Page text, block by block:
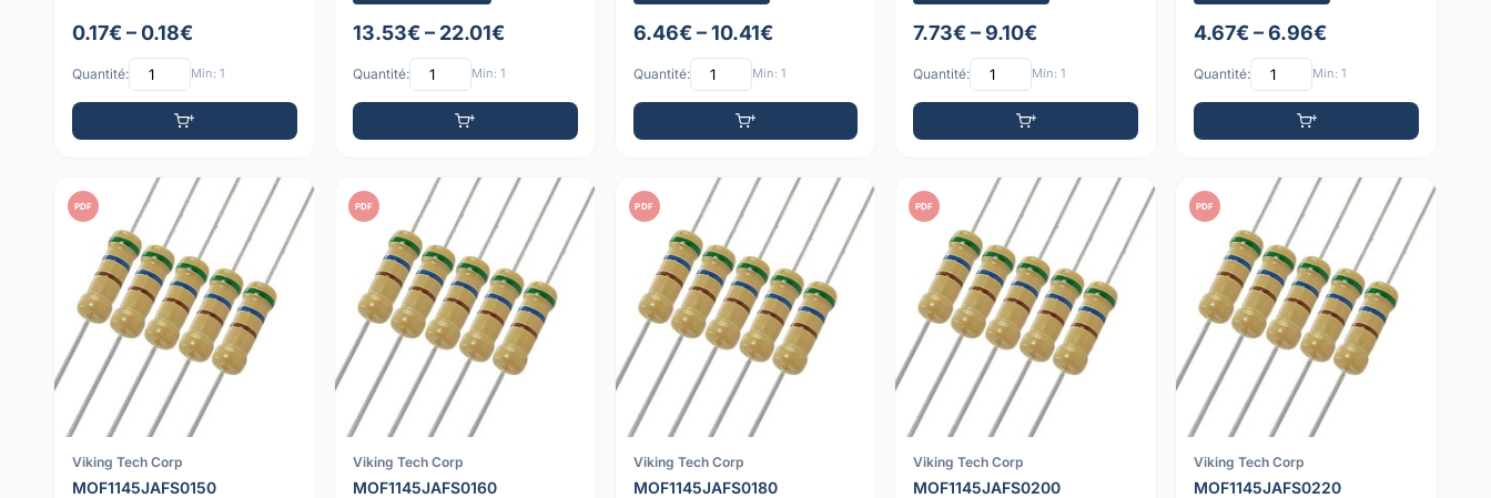
0.17€ – 0.18€
Quantité: Min: 1
13.53€ – 22.01€
Quantité: Min: 1
6.46€ – 10.41€
Quantité: Min: 1
7.73€ – 9.10€
Quantité: Min: 1
4.67€ – 6.96€
Quantité: Min: 1
PDF
Viking Tech Corp
MOF1145JAFS0150
PDF
Viking Tech Corp
MOF1145JAFS0160
PDF
Viking Tech Corp
MOF1145JAFS0180
PDF
Viking Tech Corp
MOF1145JAFS0200
PDF
Viking Tech Corp
MOF1145JAFS0220